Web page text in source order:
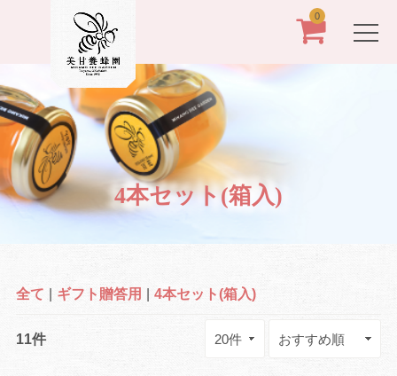
0
4本セット(箱入)
全て ギフト贈答用 4本セット(箱入)
11件